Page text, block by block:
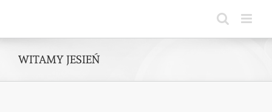
WITAMY JESIEŃ